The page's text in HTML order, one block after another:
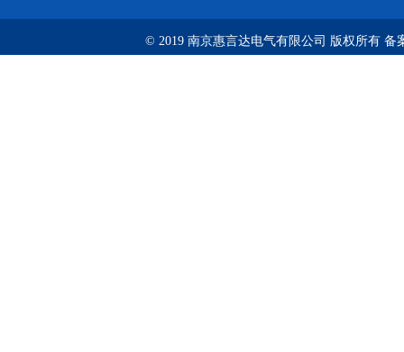
© 2019 南京惠言达电气有限公司 版权所有 备